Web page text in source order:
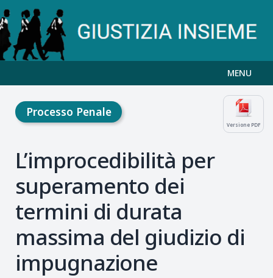
MENU
Versione PDF
Processo Penale
L’improcedibilità per
superamento dei
termini di durata
massima del giudizio di
impugnazione